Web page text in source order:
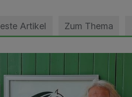
Artikel Zum Thema
gewürdigt